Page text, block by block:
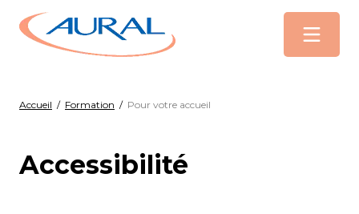
Menu
Accueil / Formation / Pour votre accueil
Accessibilité